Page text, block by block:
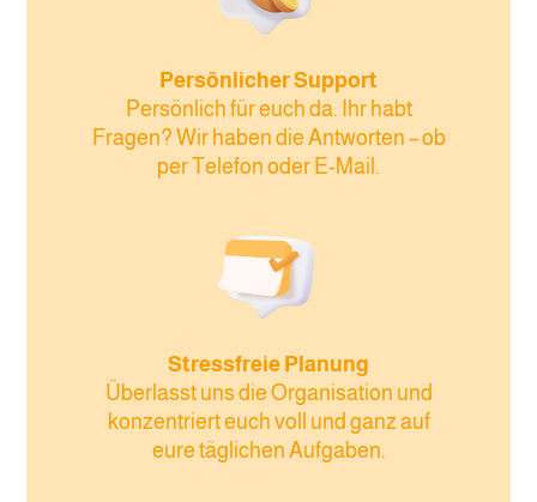
Persönlicher Support
Persönlich für euch da. Ihr habt
Fragen? Wir haben die Antworten – ob
per Telefon oder E-Mail.
Stressfreie Planung
Überlasst uns die Organisation und
konzentriert euch voll und ganz auf
eure täglichen Aufgaben.